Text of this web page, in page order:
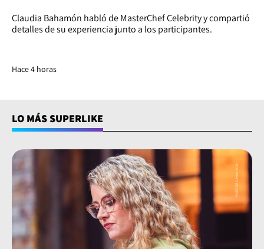
Claudia Bahamón habló de MasterChef Celebrity y compartió
detalles de su experiencia junto a los participantes.
Hace 4 horas
LO MÁS SUPERLIKE